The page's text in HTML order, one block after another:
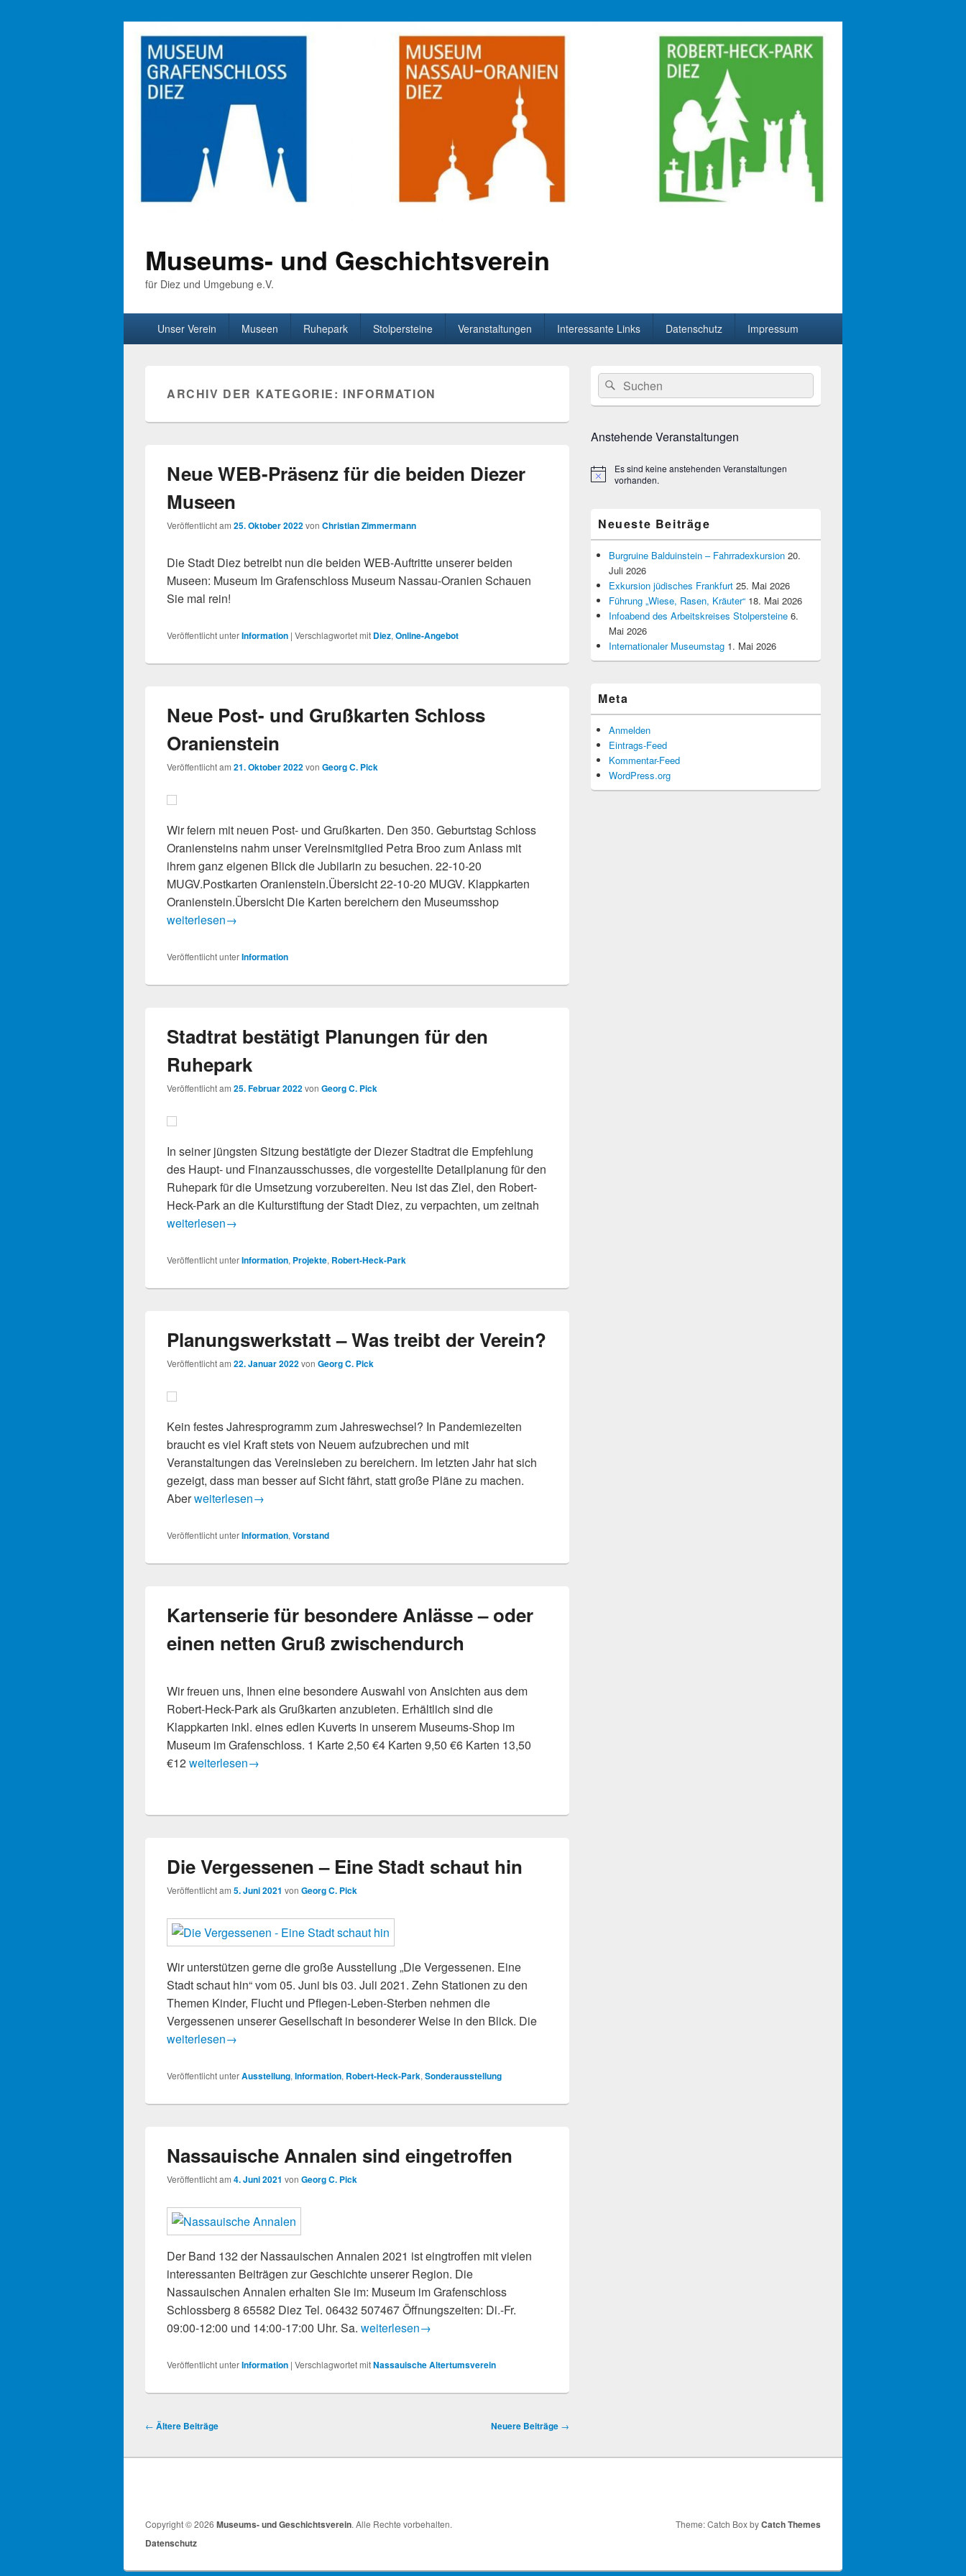
Museums- und Geschichtsverein
für Diez und Umgebung e.V.
Unser Verein Museen Ruhepark Stolpersteine Veranstaltungen Interessante Links Datenschutz Impressum
ARCHIV DER KATEGORIE: INFORMATION
Neue WEB-Präsenz für die beiden Diezer
Museen
Veröffentlicht am 25. Oktober 2022von Christian Zimmermann
Die Stadt Diez betreibt nun die beiden WEB-Auftritte unserer beiden
Museen: Museum Im Grafenschloss Museum Nassau-Oranien Schauen
Sie mal rein!
Veröffentlicht unterInformation | Verschlagwortet mit Diez, Online-Angebot
Neue Post- und Grußkarten Schloss
Oranienstein
Veröffentlicht am 21. Oktober 2022von Georg C. Pick
Wir feiern mit neuen Post- und Grußkarten. Den 350. Geburtstag Schloss
Oraniensteins nahm unser Vereinsmitglied Petra Broo zum Anlass mit
ihrem ganz eigenen Blick die Jubilarin zu besuchen. 22-10-20
MUGV.Postkarten Oranienstein.Übersicht 22-10-20 MUGV. Klappkarten
Oranienstein.Übersicht Die Karten bereichern den Museumsshop
Neue Post- und Grußkarten Schloss Oranienstein
weiterlesen→
Veröffentlicht unterInformation
Stadtrat bestätigt Planungen für den
Ruhepark
Veröffentlicht am 25. Februar 2022von Georg C. Pick
In seiner jüngsten Sitzung bestätigte der Diezer Stadtrat die Empfehlung
des Haupt- und Finanzausschusses, die vorgestellte Detailplanung für den
Ruhepark für die Umsetzung vorzubereiten. Neu ist das Ziel, den Robert-
Heck-Park an die Kulturstiftung der Stadt Diez, zu verpachten, um zeitnah
Stadtrat bestätigt Planungen für den Ruhepark
weiterlesen→
Veröffentlicht unterInformation, Projekte, Robert-Heck-Park
Planungswerkstatt – Was treibt der Verein?
Veröffentlicht am 22. Januar 2022von Georg C. Pick
Kein festes Jahresprogramm zum Jahreswechsel? In Pandemiezeiten
braucht es viel Kraft stets von Neuem aufzubrechen und mit
Veranstaltungen das Vereinsleben zu bereichern. Im letzten Jahr hat sich
gezeigt, dass man besser auf Sicht fährt, statt große Pläne zu machen.
AberPlanungswerkstatt – Was treibt der Verein?
weiterlesen→
Veröffentlicht unterInformation, Vorstand
Kartenserie für besondere Anlässe – oder
einen netten Gruß zwischendurch
Wir freuen uns, Ihnen eine besondere Auswahl von Ansichten aus dem
Robert-Heck-Park als Grußkarten anzubieten. Erhältlich sind die
Klappkarten inkl. eines edlen Kuverts in unserem Museums-Shop im
Museum im Grafenschloss. 1 Karte 2,50 €4 Karten 9,50 €6 Karten 13,50
€12Kartenserie für besondere Anlässe – oder einen netten Gruß zwischendurch
weiterlesen→
Die Vergessenen – Eine Stadt schaut hin
Veröffentlicht am 5. Juni 2021 von Georg C. Pick
Wir unterstützen gerne die große Ausstellung „Die Vergessenen. Eine
Stadt schaut hin“ vom 05. Juni bis 03. Juli 2021. Zehn Stationen zu den
Themen Kinder, Flucht und Pflegen-Leben-Sterben nehmen die
Vergessenen unserer Gesellschaft in besonderer Weise in den Blick. Die
Die Vergessenen – Eine Stadt schaut hin
weiterlesen→
Veröffentlicht unterAusstellung, Information, Robert-Heck-Park, Sonderausstellung
Nassauische Annalen sind eingetroffen
Veröffentlicht am 4. Juni 2021 von Georg C. Pick
Der Band 132 der Nassauischen Annalen 2021 ist eingtroffen mit vielen
interessanten Beiträgen zur Geschichte unserer Region. Die
Nassauischen Annalen erhalten Sie im: Museum im Grafenschloss
Schlossberg 8 65582 Diez Tel. 06432 507467 Öffnungszeiten: Di.-Fr.
09:00-12:00 und 14:00-17:00 Uhr. Sa. Nassauische Annalen sind eingetroffen
weiterlesen→
Veröffentlicht unterInformation | Verschlagwortet mitNassauische Altertumsverein
Beitragsnavigation
← Ältere Beiträge Neuere Beiträge →
Primärer
Seitenleisten
Widget-
Bereich
Suche
nach:
Suchen
Anstehende Veranstaltungen
Hinweis
Es sind keine anstehenden Veranstaltungen
vorhanden.
Neueste Beiträge
Burgruine Balduinstein – Fahrradexkursion 20.
Juli 2026
Exkursion jüdisches Frankfurt 25. Mai 2026
Führung „Wiese, Rasen, Kräuter“ 18. Mai 2026
Infoabend des Arbeitskreises Stolpersteine 6.
Mai 2026
Internationaler Museumstag 1. Mai 2026
Meta
Anmelden
Eintrags-Feed
Kommentar-Feed
WordPress.org
Copyright © 2026 Museums- und Geschichtsverein. Alle Rechte vorbehalten.
Datenschutz
Theme: Catch Box byCatch Themes